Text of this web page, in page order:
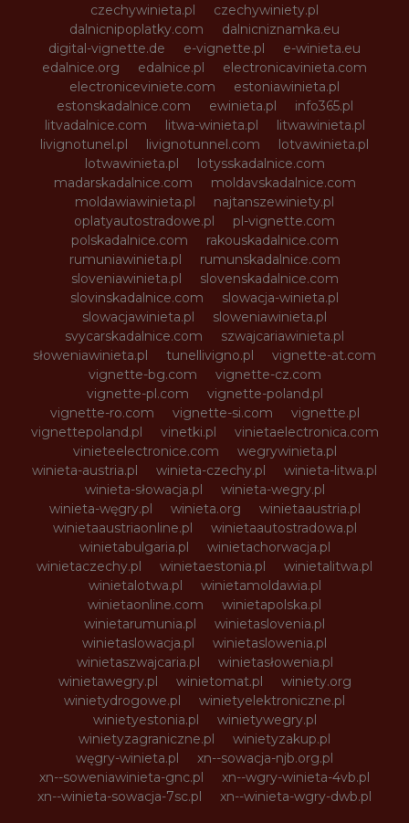
czechywinieta.pl
czechywiniety.pl
dalnicnipoplatky.com
dalnicniznamka.eu
digital-vignette.de
e-vignette.pl
e-winieta.eu
edalnice.org
edalnice.pl
electronicavinieta.com
electroniceviniete.com
estoniawinieta.pl
estonskadalnice.com
ewinieta.pl
info365.pl
litvadalnice.com
litwa-winieta.pl
litwawinieta.pl
livignotunel.pl
livignotunnel.com
lotvawinieta.pl
lotwawinieta.pl
lotysskadalnice.com
madarskadalnice.com
moldavskadalnice.com
moldawiawinieta.pl
najtanszewiniety.pl
oplatyautostradowe.pl
pl-vignette.com
polskadalnice.com
rakouskadalnice.com
rumuniawinieta.pl
rumunskadalnice.com
sloveniawinieta.pl
slovenskadalnice.com
slovinskadalnice.com
slowacja-winieta.pl
slowacjawinieta.pl
sloweniawinieta.pl
svycarskadalnice.com
szwajcariawinieta.pl
słoweniawinieta.pl
tunellivigno.pl
vignette-at.com
vignette-bg.com
vignette-cz.com
vignette-pl.com
vignette-poland.pl
vignette-ro.com
vignette-si.com
vignette.pl
vignettepoland.pl
vinetki.pl
vinietaelectronica.com
vinieteelectronice.com
wegrywinieta.pl
winieta-austria.pl
winieta-czechy.pl
winieta-litwa.pl
winieta-słowacja.pl
winieta-wegry.pl
winieta-węgry.pl
winieta.org
winietaaustria.pl
winietaaustriaonline.pl
winietaautostradowa.pl
winietabulgaria.pl
winietachorwacja.pl
winietaczechy.pl
winietaestonia.pl
winietalitwa.pl
winietalotwa.pl
winietamoldawia.pl
winietaonline.com
winietapolska.pl
winietarumunia.pl
winietaslovenia.pl
winietaslowacja.pl
winietaslowenia.pl
winietaszwajcaria.pl
winietasłowenia.pl
winietawegry.pl
winietomat.pl
winiety.org
winietydrogowe.pl
winietyelektroniczne.pl
winietyestonia.pl
winietywegry.pl
winietyzagraniczne.pl
winietyzakup.pl
węgry-winieta.pl
xn--sowacja-njb.org.pl
xn--soweniawinieta-gnc.pl
xn--wgry-winieta-4vb.pl
xn--winieta-sowacja-7sc.pl
xn--winieta-wgry-dwb.pl